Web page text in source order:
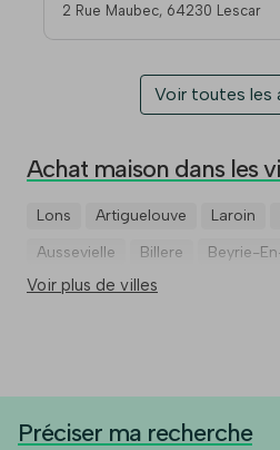
2 Rue Maubec, 64230 Lescar
Voir toutes les
Achat maison dans les
Lons Artiguelouve Laroin
Aussevielle
Billere Beyrie-
Voir plus de villes
Préciser ma recherche